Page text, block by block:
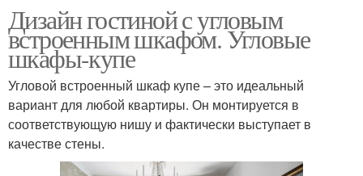
Дизайн гостиной с угловым
встроенным шкафом. Угловые
шкафы-купе
Угловой встроенный шкаф купе – это идеальный
вариант для любой квартиры. Он монтируется в
соответствующую нишу и фактически выступает в
качестве стены.